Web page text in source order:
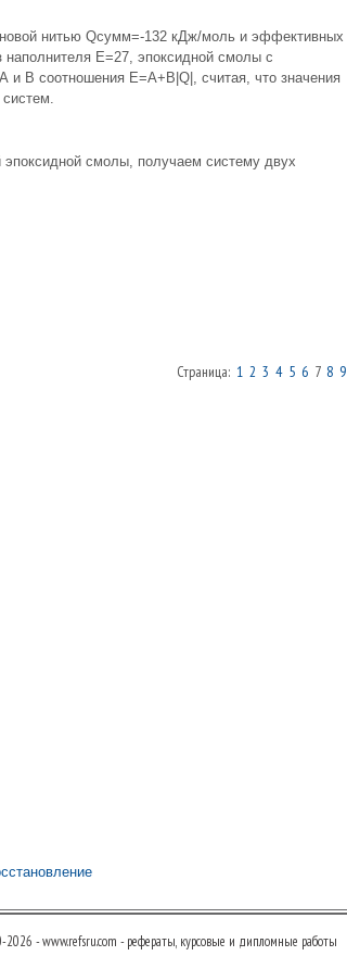
нитью Qсумм=-132 кДж/моль и эффективных
Е=27, эпоксидной смолы с
и В соотношения Е=А+В|Q|, считая, что значения
смолы, получаем систему двух
Страница: 1 2 3 4 5 67 8 9
- www.refsru.com - рефераты, курсовые и дипломные работы